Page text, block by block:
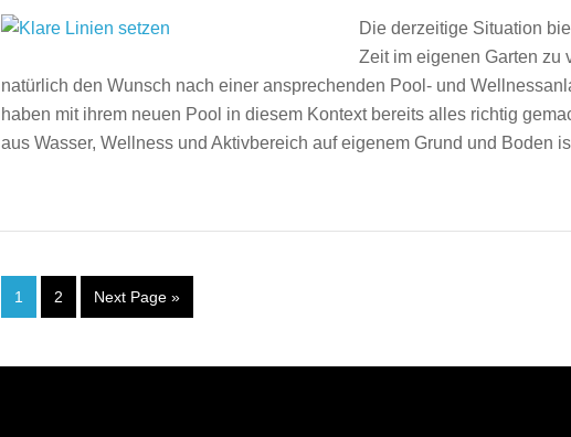
Die derzeitige Situation
Zeit im eigenen Garten zu
natürlich den Wunsch nach einer ansprechenden Pool- und
haben mit ihrem neuen Pool in diesem Kontext bereits alles richtig
aus Wasser, Wellness und Aktivbereich auf eigenem Grund und Boden
1 2 Next Page »